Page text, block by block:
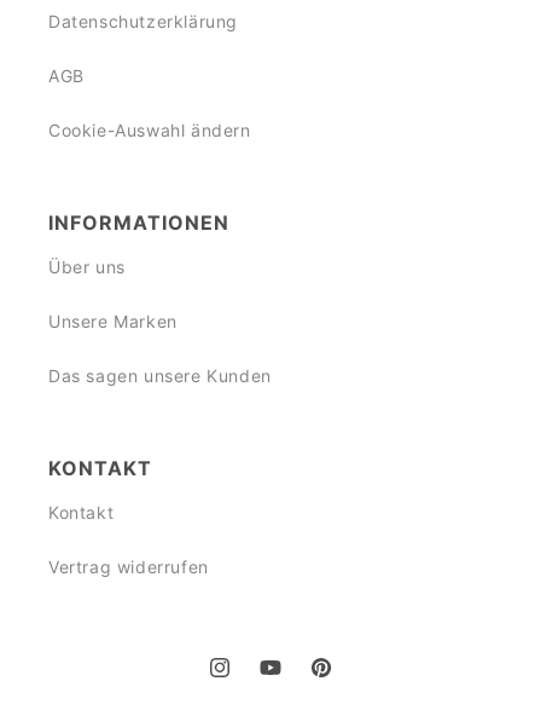
Datenschutzerklärung
AGB
Cookie-Auswahl ändern
INFORMATIONEN
Über uns
Unsere Marken
Das sagen unsere Kunden
KONTAKT
Kontakt
Vertrag widerrufen
InstagramYouTubePinterest